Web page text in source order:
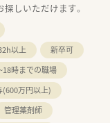
しいただけます。
以上
新卒可
時までの職場
(600万円以上)
管理薬剤師